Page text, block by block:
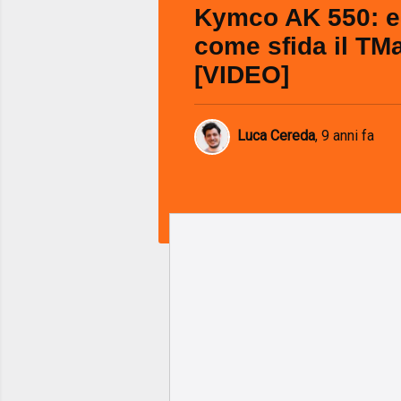
Kymco AK 550:
come sfida il
[VIDEO]
Luca Cereda, 9 anni fa